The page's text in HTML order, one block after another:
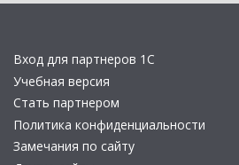
Вход для партнеров 1С
Учебная версия
Стать партнером
Политика конфиденциальности
Замечания по сайту